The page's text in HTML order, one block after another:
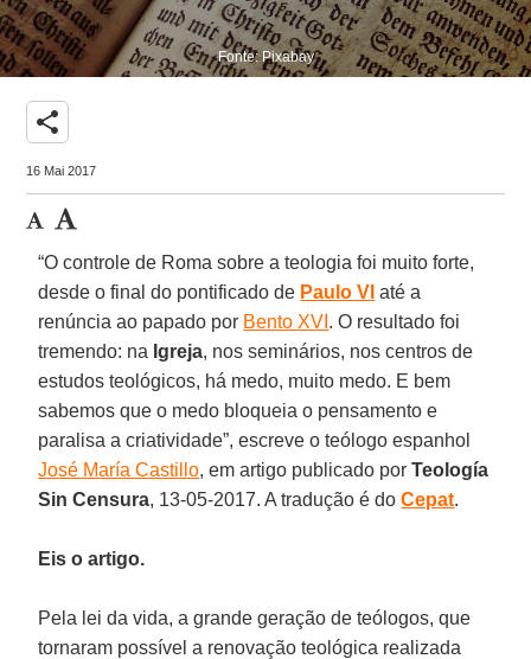
Fonte: Pixabay
share
16 Mai 2017
“O controle de Roma sobre a teologia foi muito forte,
desde o final do pontificado de Paulo VI até a
renúncia ao papado por Bento XVI . O resultado foi
tremendo: na Igreja, nos seminários, nos centros de
estudos teológicos, há medo, muito medo. E bem
sabemos que o medo bloqueia o pensamento e
paralisa a criatividade”, escreve o teólogo espanhol
José María Castillo, em artigo publicado porTeología
Sin Censura, 13-05-2017. A tradução é doCepat.
Eis o artigo.
Pela lei da vida, a grande geração de teólogos, que
tornaram possível a renovação teológica realizada